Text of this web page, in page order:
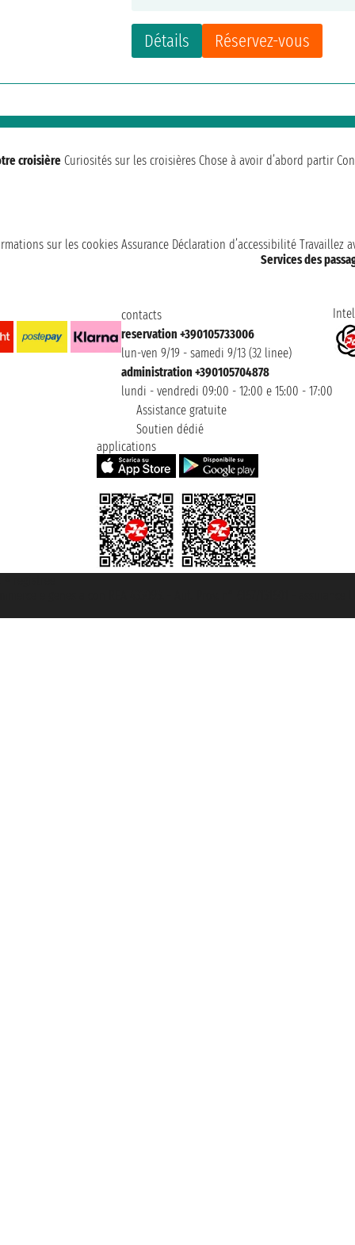
Détails Réservez-vous
croisière Curiosités sur les croisières Chose à avoir d’abord partir
sur les cookies Assurance Déclaration d’accessibilité Travaillez
Services des
contacts
reservation +390105733006
lun-ven 9/19 - samedi 9/13 (32 linee)
administration +390105704878
lundi - vendredi 09:00 - 12:00 e 15:00 - 17:00
Assistance gratuite
Soutien dédié
applications